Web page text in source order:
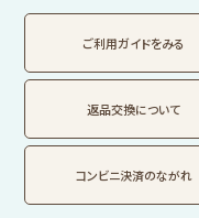
フルカワはんこの商品を
トビマツショウイチ
ロウ
Lipton BEAR'S
翠 sui の商品を見る
ご利用ガイドをみる
返品交換について
コンビニ決済のながれ